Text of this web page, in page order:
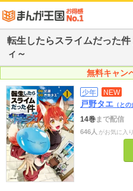
転生したらスライムだった
ィ～
無料キャン
少年 NEW
戸野タエ （との
14巻まで配信
646人 がお気に入